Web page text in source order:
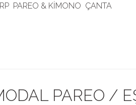
PAREO & KİMONO ÇANTA
PAREO /